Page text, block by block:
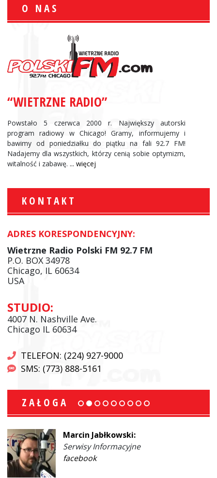
O NAS
“WIETRZNE RADIO”
Powstało 5 czerwca 2000 r. Największy autorski
program radiowy w Chicago! Gramy, informujemy i
bawimy od poniedziałku do piątku na fali 92.7 FM!
Nadajemy dla wszystkich, którzy cenią sobie optymizm,
witalność i zabawę. ... więcej
KONTAKT
ADRES KORESPONDENCYJNY:
Wietrzne Radio Polski FM 92.7 FM
P.O. BOX 34978
Chicago, IL 60634
USA
STUDIO:
4007 N. Nashville Ave.
Chicago IL 60634
TELEFON: (224) 927-9000
SMS: (773) 888-5161
ZAŁOGA
Marcin Jabłkowski:
Serwisy Informacyjne
facebook